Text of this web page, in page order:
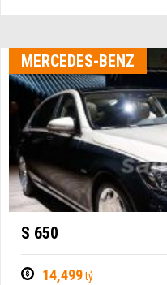
MERCEDES-BENZ
S 650
14,499tỷ